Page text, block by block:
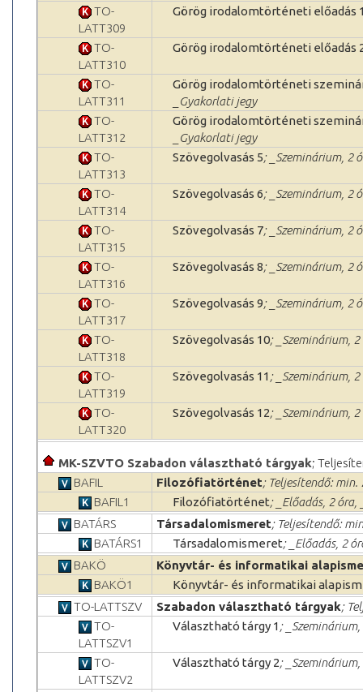
TO-
LATT309
Görög irodalomtörténeti előadás
TO-
LATT310
Görög irodalomtörténeti előadás
TO-
LATT311
Görög irodalomtörténeti
_Gyakorlati jegy
TO-
LATT312
Görög irodalomtörténeti
_Gyakorlati jegy
TO-
LATT313
Szövegolvasás 5; _Szeminárium, 2
TO-
LATT314
Szövegolvasás 6; _Szeminárium, 2
TO-
LATT315
Szövegolvasás 7; _Szeminárium, 2
TO-
LATT316
Szövegolvasás 8; _Szeminárium, 2
TO-
LATT317
Szövegolvasás 9; _Szeminárium, 2
TO-
LATT318
Szövegolvasás 10; _Szeminárium,
TO-
LATT319
Szövegolvasás 11; _Szeminárium,
TO-
LATT320
Szövegolvasás 12; _Szeminárium,
MK-SZVTO Szabadon választható tárgyak;
BAFIL
Filozófiatörténet; Teljesítendő: min.
BAFIL1
Filozófiatörténet; _Előadás, 2
BATÁRS
Társadalomismeret; Teljesítendő:
BATÁRS1
Társadalomismeret; _Előadás, 2
BAKÖ
Könyvtár- és informatikai
BAKÖ1
Könyvtár- és informatikai
TO-LATTSZV
Szabadon választható tárgyak;
TO-
LATTSZV1
Választható tárgy 1;
TO-
LATTSZV2
Választható tárgy 2;